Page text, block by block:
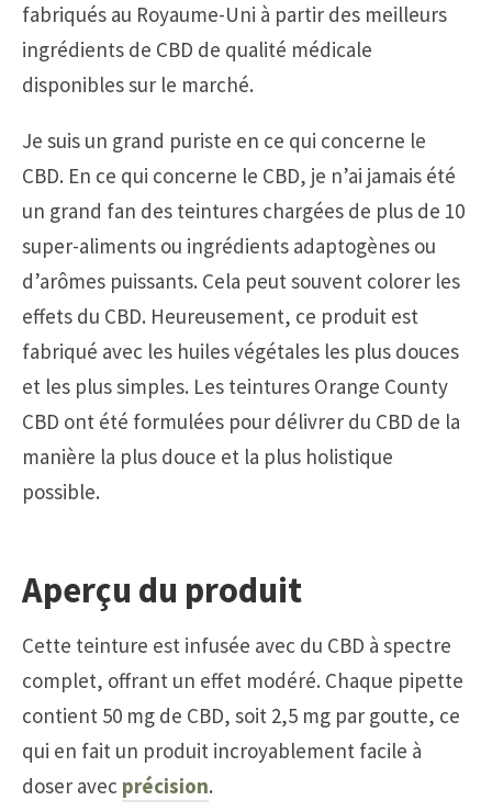
fabriqués au Royaume-Uni à partir des meilleurs
ingrédients de CBD de qualité médicale
disponibles sur le marché.
Je suis un grand puriste en ce qui concerne le
CBD. En ce qui concerne le CBD, je n’ai jamais été
un grand fan des teintures chargées de plus de 10
super-aliments ou ingrédients adaptogènes ou
d’arômes puissants. Cela peut souvent colorer les
effets du CBD. Heureusement, ce produit est
fabriqué avec les huiles végétales les plus douces
et les plus simples. Les teintures Orange County
CBD ont été formulées pour délivrer du CBD de la
manière la plus douce et la plus holistique
possible.
Aperçu du produit
Cette teinture est infusée avec du CBD à spectre
complet, offrant un effet modéré. Chaque pipette
contient 50 mg de CBD, soit 2,5 mg par goutte, ce
qui en fait un produit incroyablement facile à
doser avec précision.